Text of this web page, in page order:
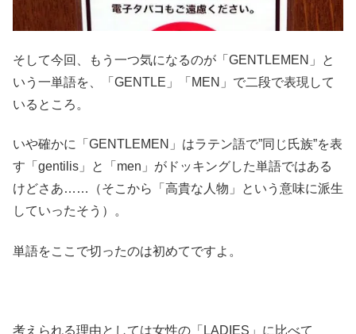
そして今回、もう一つ気になるのが「GENTLEMEN」と
いう一単語を、「GENTLE」「MEN」で二段で表現して
いるところ。
いや確かに「GENTLEMEN」はラテン語で”同じ氏族”を表
す「gentilis」と「men」がドッキングした単語ではある
けどさあ……（そこから「高貴な人物」という意味に派生
していったそう）。
単語をここで切ったのは初めてですよ。
考えられる理由としては女性の「LADIES」に比べて